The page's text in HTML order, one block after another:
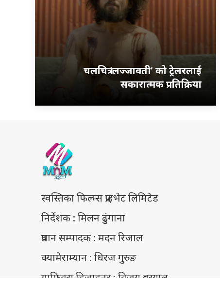
चलचित्र ‘लज्जावती’ को ट्रेलरलाई
सकारात्मक प्रतिक्रिया
स्वस्तिका फिल्म्स प्राइभेट लिमिटेड
निर्देशक : मिलन ढुंगाना
प्रधान सम्पादक : मदन रिजाल
क्यामेराम्यान : धिरज गुरुङ
ग्राफिक्स डिजाइनर : विजय बस्याल